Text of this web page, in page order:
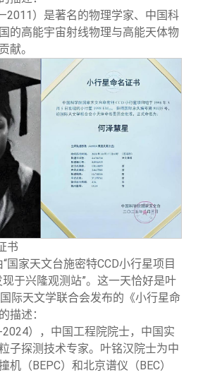
）是著名的物理学家、中国科
的高能宇宙射线物理与高能天体物
献。
书
“国家天文台施密特CCD小行星项目
于兴隆观测站”。这一天恰好是叶
际天文学联合会发布的《小行星命
描述：
），中国工程院院士，中国实
子探测技术专家。叶铭汉院士为中
机（BEPC）和北京谱仪（BEC）